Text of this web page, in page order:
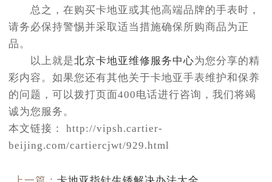
总之，在购买卡地亚或其他高端品牌的手表时，
请务必保持警惕并采取适当措施确保所购商品为正
品。
以上就是北京卡地亚维修服务中心为您分享的精
彩内容。如果您还有其他关于卡地亚手表维护和保养
的问题，可以拨打页面400电话进行咨询，我们将竭
诚为您服务。
本文链接： http://vipsh.cartier-
beijing.com/cartiercjwt/929.html